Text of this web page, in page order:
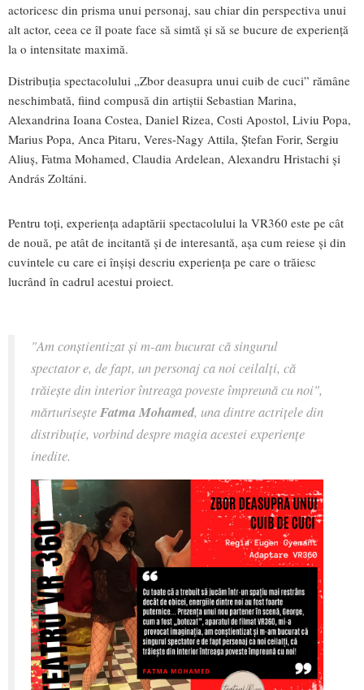
actoricesc din prisma unui personaj, sau chiar din perspectiva unui
alt actor, ceea ce îl poate face să simtă și să se bucure de experiență
la o intensitate maximă.
Distribuția spectacolului „Zbor deasupra unui cuib de cuci” rămâne
neschimbată, fiind compusă din artiștii Sebastian Marina,
Alexandrina Ioana Costea, Daniel Rizea, Costi Apostol, Liviu Popa,
Marius Popa, Anca Pitaru, Veres-Nagy Attila, Ștefan Forir, Sergiu
Aliuș, Fatma Mohamed, Claudia Ardelean, Alexandru Hristachi și
András Zoltáni.
Pentru toți, experiența adaptării spectacolului la VR360 este pe cât
de nouă, pe atât de incitantă și de interesantă, așa cum reiese și din
cuvintele cu care ei înșiși descriu experiența pe care o trăiesc
lucrând în cadrul acestui proiect.
"Am conștientizat și m-am bucurat că singurul
spectator e, de fapt, un personaj ca noi ceilalți, că
trăiește din interior întreaga poveste împreună cu noi",
mărturiseșteFatma Mohamed, una dintre actrițele din
distribuție, vorbind despre magia acestei experiențe
inedite.